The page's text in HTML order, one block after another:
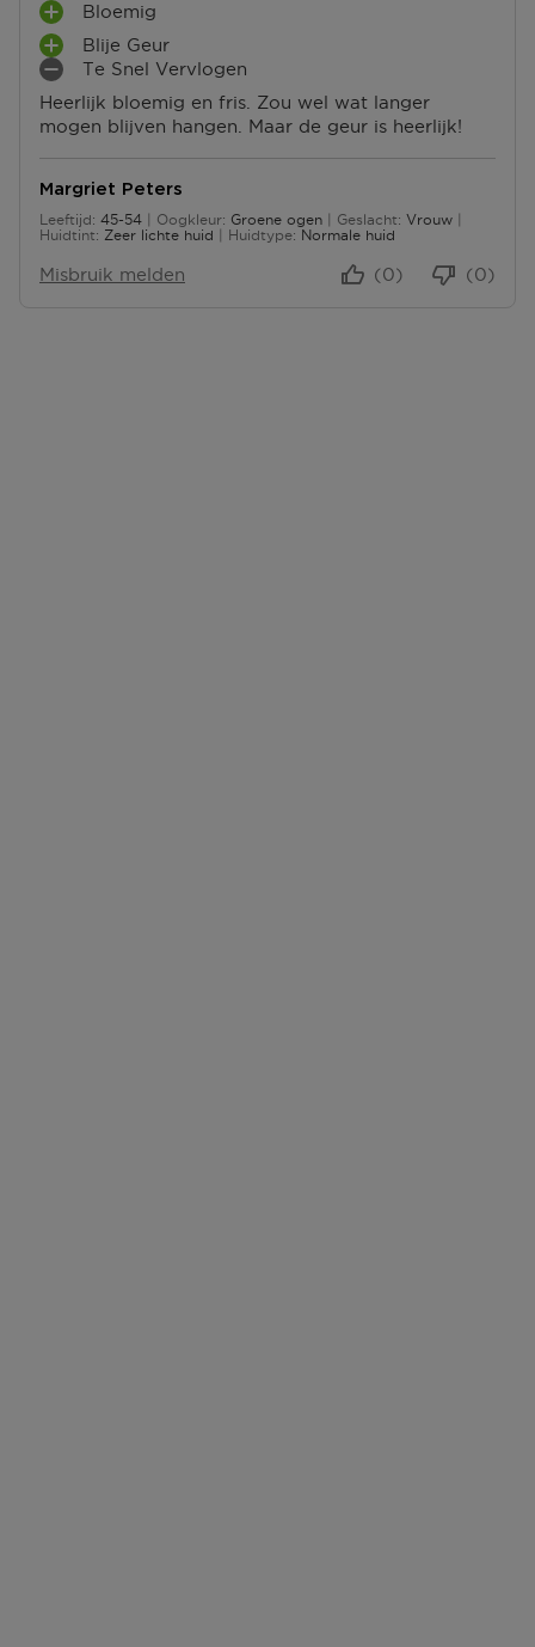
Heerlijk bloemig en fris. Zou wel wat langer
mogen blijven hangen. Maar de geur is heerlijk!
L
U
S
P
U
N
T
E
P
L
U
S
N
T
E
N
Bloemig
P
L
U
S
N
T
E
N
Blije Geur
M
I
N
N
T
E
N
Te Snel Vervlogen
Margriet Peters
Leeftijd
45 tot 5445-54 Oogkleur Groene ogen Geslacht
Vrouw
Huidtint
Zeer lichte huid Huidtype Normale huid
Misbruik melden (0)
(0)